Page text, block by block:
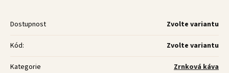
Dostupnost Zvolte variantu
Kód: Zvolte variantu
Kategorie Zrnková káva